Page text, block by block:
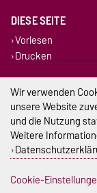
DIESE SEITE
Vorlesen
Drucken
Wir verwenden
unsere Website
und die Nutzung
Weitere
Cookie-